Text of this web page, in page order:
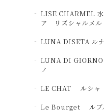
LISE CHARMEL 水
ア リズシャルメル
LUNA DISETA ル
LUNA DI
ノ
LE CHAT ルシャ
Le Bourget ルブ